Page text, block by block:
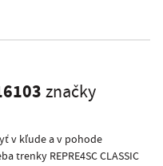
značky
v kľude a v pohode
trenky REPRE4SC CLASSIC